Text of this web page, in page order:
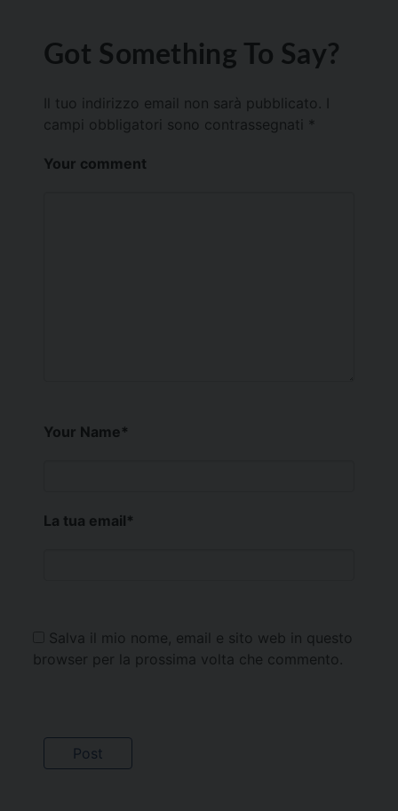
Got Something To Say?
Il tuo indirizzo email non sarà pubblicato.
campi obbligatori sono contrassegnati *
Your comment
Your Name*
La tua email*
Salva il mio nome, email e sito web in questo
browser per la prossima volta che commento.